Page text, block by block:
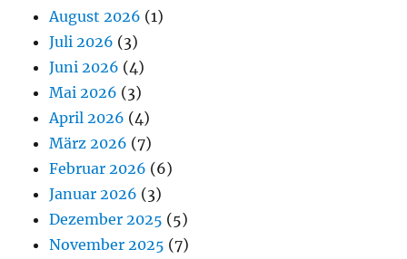
August 2026 (1)
Juli 2026 (3)
Juni 2026 (4)
Mai 2026 (3)
April 2026 (4)
März 2026 (7)
Februar 2026 (6)
Januar 2026 (3)
Dezember 2025 (5)
November 2025 (7)